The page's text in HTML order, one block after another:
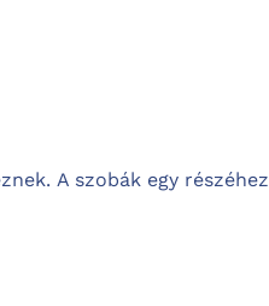
A szobák egy részéhez